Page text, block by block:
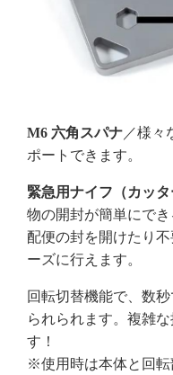
M6 六角スパナ ／様々
ポートできます。
緊急用ナイフ（カッタ
物の開封が簡単にで
配便の封を開けたり
ーズに行えます。
回転切替機能で、数
られられます。複雑
す！
※使用時は本体と回転